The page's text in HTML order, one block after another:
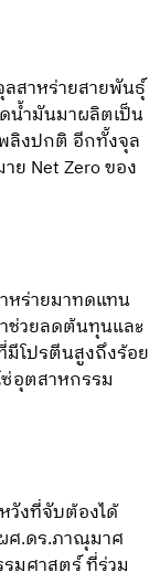
สาหร่ายสายพันธุ์
น้ำมันมาผลิตเป็น
พลิงปกติ อีกทั้งจุล
Net Zero ของ
หร่ายมาทดแทน
ช่วยลดต้นทุนและ
มีโปรตีนสูงถึงร้อย
อุตสาหกรรม
วังที่จับต้องได้
ศ.ดร.ภาณุมาศ
มศาสตร์ ที่ร่วม